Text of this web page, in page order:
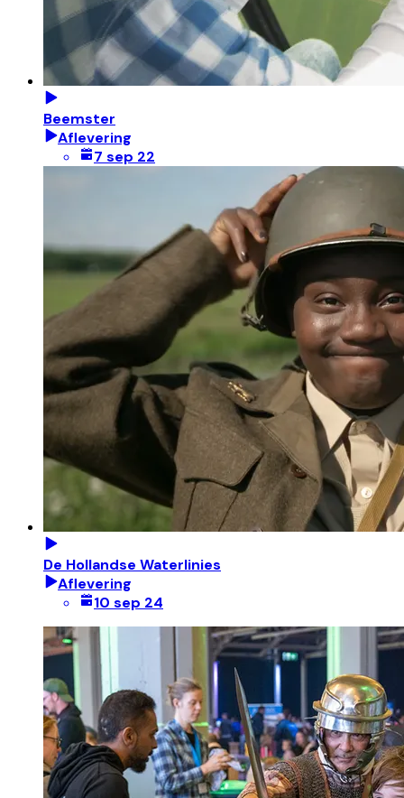
Beemster
Aflevering
7 sep 22
De Hollandse Waterlinies
Aflevering
10 sep 24